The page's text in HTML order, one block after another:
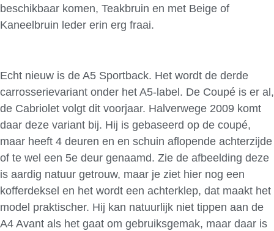
beschikbaar komen, Teakbruin en met Beige of
Kaneelbruin leder erin erg fraai.
Echt nieuw is de A5 Sportback. Het wordt de derde
carrosserievariant onder het A5-label. De Coupé is er al,
de Cabriolet volgt dit voorjaar. Halverwege 2009 komt
daar deze variant bij. Hij is gebaseerd op de coupé,
maar heeft 4 deuren en en schuin aflopende achterzijde
of te wel een 5e deur genaamd. Zie de afbeelding deze
is aardig natuur getrouw, maar je ziet hier nog een
kofferdeksel en het wordt een achterklep, dat maakt het
model praktischer. Hij kan natuurlijk niet tippen aan de
A4 Avant als het gaat om gebruiksgemak, maar daar is